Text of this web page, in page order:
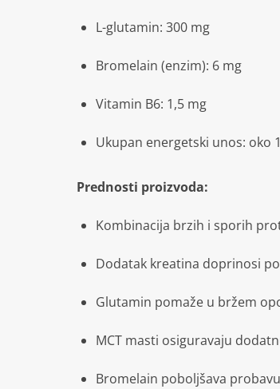
L-glutamin: 300 mg
Bromelain (enzim): 6 mg
Vitamin B6: 1,5 mg
Ukupan energetski unos: oko
Prednosti proizvoda:
Kombinacija brzih i sporih
Dodatak kreatina doprinosi
Glutamin pomaže u bržem
MCT masti osiguravaju
Bromelain poboljšava